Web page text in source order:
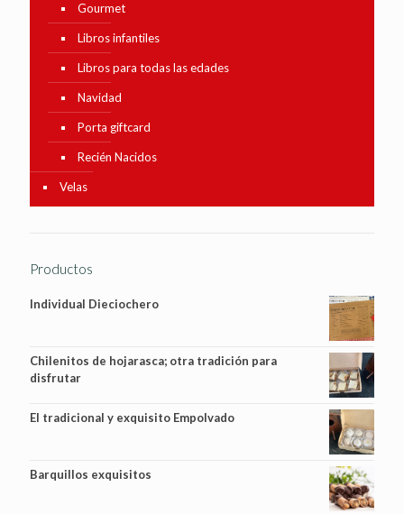
Gourmet
Libros infantiles
Libros para todas las edades
Navidad
Porta giftcard
Recién Nacidos
Velas
Productos
Individual Dieciochero
Chilenitos de hojarasca; otra tradición para
disfrutar
El tradicional y exquisito Empolvado
Barquillos exquisitos